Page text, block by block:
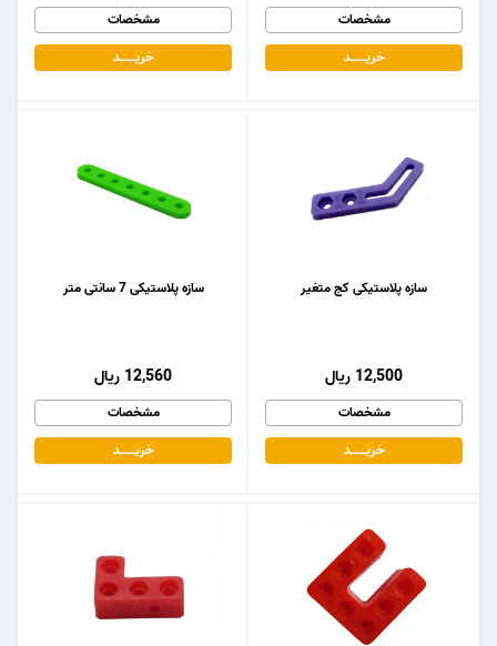
مشخصات
خریـــــــد
مشخصات
خریـــــــد
سازه پلاستیکی 7 سانتی متر
12,560 ریال
مشخصات
خریـــــــد
سازه پلاستیکی کج متغیر
12,500 ریال
مشخصات
خریـــــــد